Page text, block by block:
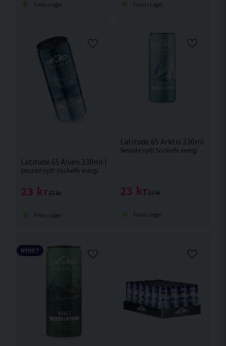
Finns i lager Finns i Lager
Latitude 65 Älven 330ml Fruktsoda
Senaste nytt! Sockerfri energidryck med smak av fruktsoda.
27 kr
23 kr
Finns i lager
Latitude 65 Arktis 330ml
Senaste nytt! Sockerfri energidryck med smak av granatäpple.
27 kr
23 kr
Finns i lager
NYHET